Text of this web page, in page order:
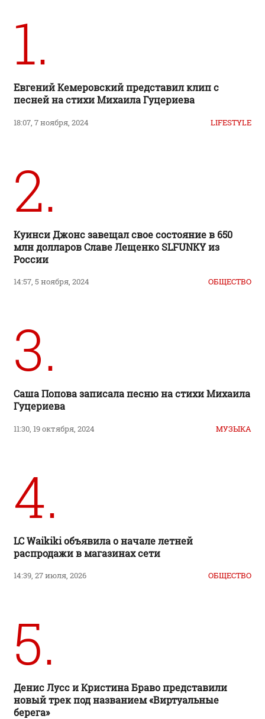
1.
Евгений Кемеровский представил клип с
песней на стихи Михаила Гуцериева
18:07, 7 ноября, 2024 LIFESTYLE
2.
Куинси Джонс завещал свое состояние в 650
млн долларов Славе Лещенко SLFUNKY из
России
14:57, 5 ноября, 2024 ОБЩЕСТВО
3.
Саша Попова записала песню на стихи Михаила
Гуцериева
11:30, 19 октября, 2024 МУЗЫКА
4.
LC Waikiki объявила о начале летней
распродажи в магазинах сети
14:39, 27 июля, 2026 ОБЩЕСТВО
5.
Денис Лусс и Кристина Браво представили
новый трек под названием «Виртуальные
берега»